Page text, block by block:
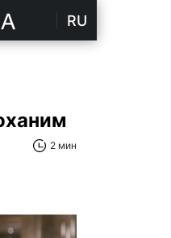
RU
2 мин